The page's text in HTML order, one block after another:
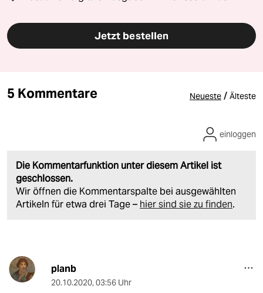
Jetzt bestellen
5 Kommentare Neueste / Älteste
Die Kommentarfunktion unter diesem Artikel ist
geschlossen.
Wir öffnen die Kommentarspalte bei ausgewählten
Artikeln für etwa drei Tage – hier sind sie zu finden.
einloggen
planb
20.10.2020, 03:56 Uhr